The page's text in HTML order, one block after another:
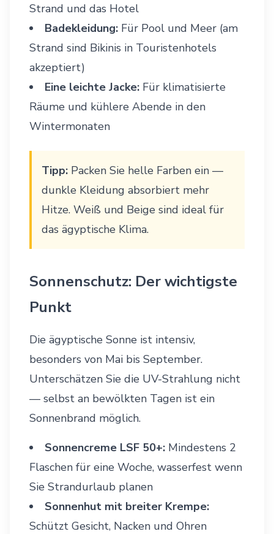
Strand und das Hotel
Badekleidung: Für Pool und Meer (am
Strand sind Bikinis in Touristenhotels
akzeptiert)
Eine leichte Jacke: Für klimatisierte
Räume und kühlere Abende in den
Wintermonaten
Tipp: Packen Sie helle Farben ein —
dunkle Kleidung absorbiert mehr
Hitze. Weiß und Beige sind ideal für
das ägyptische Klima.
Sonnenschutz: Der wichtigste
Punkt
Die ägyptische Sonne ist intensiv,
besonders von Mai bis September.
Unterschätzen Sie die UV-Strahlung nicht
— selbst an bewölkten Tagen ist ein
Sonnenbrand möglich.
Sonnencreme LSF 50+: Mindestens 2
Flaschen für eine Woche, wasserfest wenn
Sie Strandurlaub planen
Sonnenhut mit breiter Krempe:
Schützt Gesicht, Nacken und Ohren